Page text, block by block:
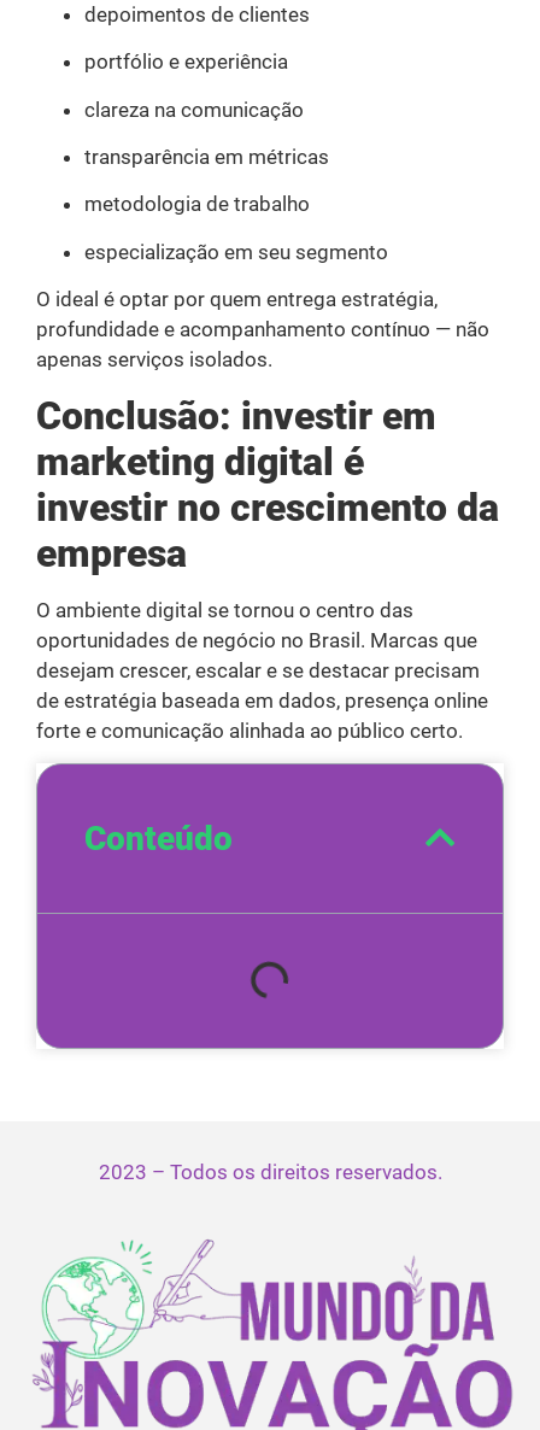
depoimentos de clientes
portfólio e experiência
clareza na comunicação
transparência em métricas
metodologia de trabalho
especialização em seu segmento
O ideal é optar por quem entrega estratégia,
profundidade e acompanhamento contínuo — não
apenas serviços isolados.
Conclusão: investir em
marketing digital é
investir no crescimento da
empresa
O ambiente digital se tornou o centro das
oportunidades de negócio no Brasil. Marcas que
desejam crescer, escalar e se destacar precisam
de estratégia baseada em dados, presença online
forte e comunicação alinhada ao público certo.
Conteúdo
2023 – Todos os direitos reservados.